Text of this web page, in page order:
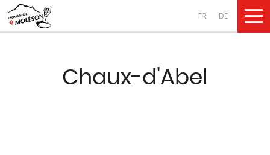
FR DE
Fromages
Chaux-d'Abel